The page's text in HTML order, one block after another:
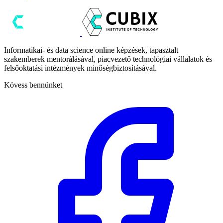
Informatikai- és data science online képzések, tapasztalt
szakemberek mentorálásával, piacvezető technológiai vállalatok és
felsőoktatási intézmények minőségbiztosításával.
Kövess bennünket